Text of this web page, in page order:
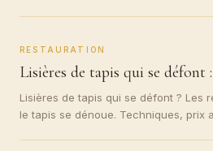
RESTAURATION
Lisières de tapis qui se défont
Lisières de tapis qui se défont ? Les
le tapis se dénoue. Techniques, prix